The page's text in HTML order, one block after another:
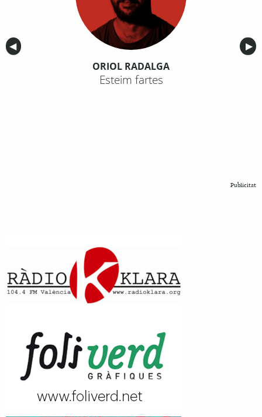
Anterior
◀︎ ▶︎
ORIOL RADALGA
Esteim fartes
Publicitat